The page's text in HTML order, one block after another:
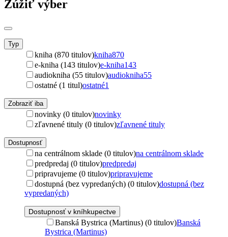
Zúžiť výber
Typ
kniha (870 titulov)kniha870
e-kniha (143 titulov)e-kniha143
audiokniha (55 titulov)audiokniha55
ostatné (1 titul)ostatné1
Zobraziť iba
novinky (0 titulov)novinky
zľavnené tituly (0 titulov)zľavnené tituly
Dostupnosť
na centrálnom sklade (0 titulov)na centrálnom sklade
predpredaj (0 titulov)predpredaj
pripravujeme (0 titulov)pripravujeme
dostupná (bez vypredaných) (0 titulov)dostupná (bez
vypredaných)
Dostupnosť v kníhkupectve
Banská Bystrica (Martinus) (0 titulov)Banská
Bystrica (Martinus)